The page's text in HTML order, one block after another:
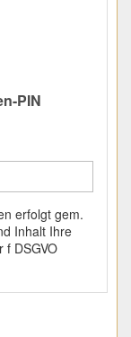
PIN
erfolgt gem.
Inhalt Ihre
f DSGVO